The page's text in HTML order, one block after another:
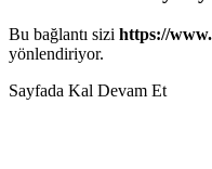
Bu bağlantı sizi https://
yönlendiriyor.
Sayfada Kal Devam Et